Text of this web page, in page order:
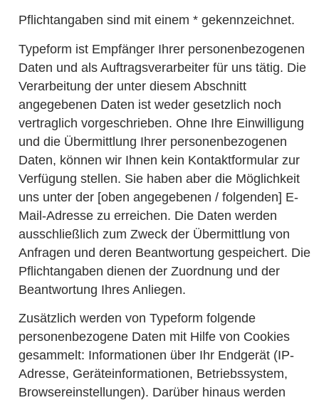
Pflichtangaben sind mit einem * gekennzeichnet.
Typeform ist Empfänger Ihrer personenbezogenen
Daten und als Auftragsverarbeiter für uns tätig. Die
Verarbeitung der unter diesem Abschnitt
angegebenen Daten ist weder gesetzlich noch
vertraglich vorgeschrieben. Ohne Ihre Einwilligung
und die Übermittlung Ihrer personenbezogenen
Daten, können wir Ihnen kein Kontaktformular zur
Verfügung stellen. Sie haben aber die Möglichkeit
uns unter der [oben angegebenen / folgenden] E-
Mail-Adresse zu erreichen. Die Daten werden
ausschließlich zum Zweck der Übermittlung von
Anfragen und deren Beantwortung gespeichert. Die
Pflichtangaben dienen der Zuordnung und der
Beantwortung Ihres Anliegen.
Zusätzlich werden von Typeform folgende
personenbezogene Daten mit Hilfe von Cookies
gesammelt: Informationen über Ihr Endgerät (IP-
Adresse, Geräteinformationen, Betriebssystem,
Browsereinstellungen). Darüber hinaus werden